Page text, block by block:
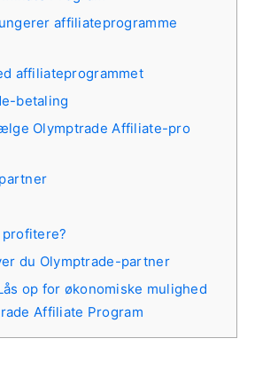
affiliateprogramme
affiliateprogrammet
betaling
Olymptrade Affiliate-pro
profitere?
du Olymptrade-partner
op for økonomiske mulighed
Affiliate Program